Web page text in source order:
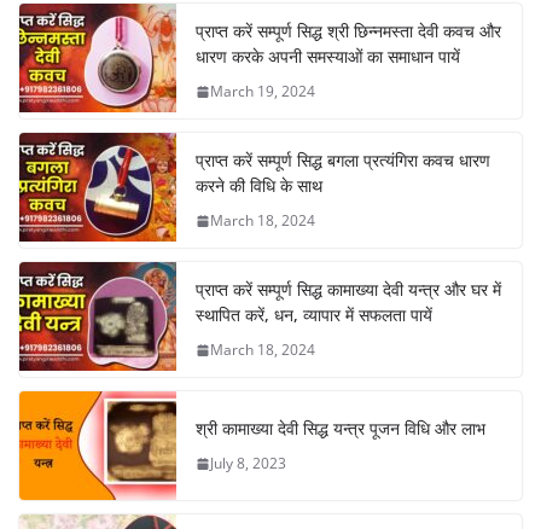
प्राप्त करें सम्पूर्ण सिद्ध श्री छिन्नमस्ता देवी कवच और
धारण करके अपनी समस्याओं का समाधान पायें
March 19, 2024
प्राप्त करें सम्पूर्ण सिद्ध बगला प्रत्यंगिरा कवच धारण
करने की विधि के साथ
March 18, 2024
प्राप्त करें सम्पूर्ण सिद्ध कामाख्या देवी यन्त्र और घर में
स्थापित करें, धन, व्यापार में सफलता पायें
March 18, 2024
श्री कामाख्या देवी सिद्ध यन्त्र पूजन विधि और लाभ
July 8, 2023